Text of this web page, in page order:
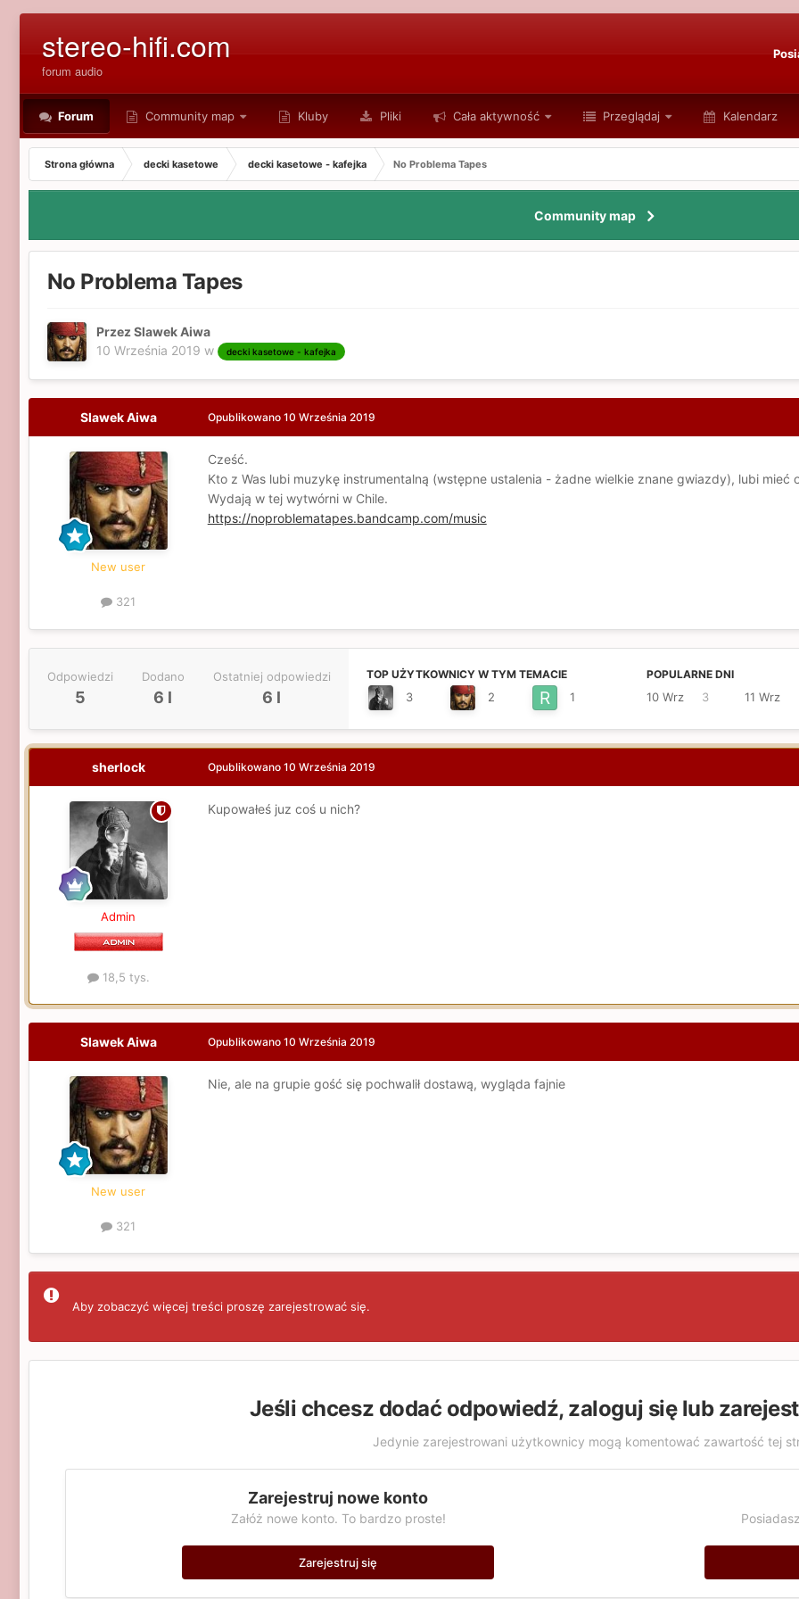
stereo-hifi.com
forum audio
Forum Community map Kluby Pliki Cała aktywność Przeglądaj Kalendarz
Strona główna decki kasetowe decki kasetowe - kafejka No Problema Tapes
Community map
No Problema Tapes
Przez Slawek Aiwa
10 Września 2019 w decki kasetowe - kafejka
Slawek Aiwa
New user
321
Opublikowano 10 Września 2019
Cześć.
Kto z Was lubi muzykę instrumentalną (wstępne ustalenia - żadne wielkie znane gwiazdy), lubi mieć
Wydają w tej wytwórni w Chile.
https://noproblematapes.bandcamp.com/music
Odpowiedzi
5
Dodano
6 l
Ostatniej odpowiedzi
6 l
TOP UŻYTKOWNICY W TYM TEMACIE
3 2 1
POPULARNE DNI
10 Wrz 3 11 Wrz
sherlock
Admin
18,5 tys.
Opublikowano 10 Września 2019
Kupowałeś juz coś u nich?
Slawek Aiwa
New user
321
Opublikowano 10 Września 2019
Nie, ale na grupie gość się pochwalił dostawą, wygląda fajnie
Aby zobaczyć więcej treści proszę zarejestrować się.
Jeśli chcesz dodać odpowiedź, zaloguj się lub
Jedynie zarejestrowani użytkownicy mogą komentować zawartość tej
Zarejestruj nowe konto
Załóż nowe konto. To bardzo proste!
Zarejestruj się